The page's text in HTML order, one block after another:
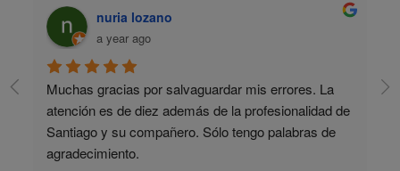
nuria lozano
a year ago
Muchas gracias por salvaguardar mis errores. La
atención es de diez además de la profesionalidad de
Santiago y su compañero. Sólo tengo palabras de
agradecimiento.